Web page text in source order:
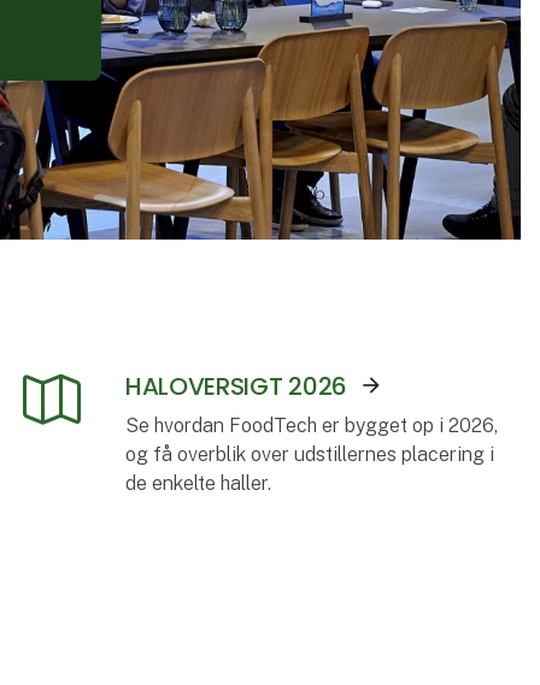
HALOVERSIGT 2026
Se hvordan FoodTech er bygget op i 2026,
og få overblik over udstillernes placering i
de enkelte haller.